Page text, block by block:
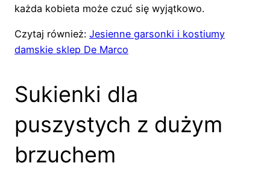
każda kobieta może czuć się wyjątkowo.
Czytaj również: Jesienne garsonki i kostiumy
damskie sklep De Marco
Sukienki dla
puszystych z dużym
brzuchem